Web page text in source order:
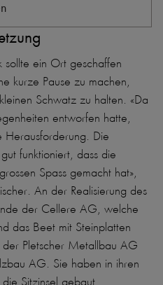
ein Ort geschaffen
kurze Pause zu machen,
Schwatz zu halten. «Da
entworfen hatte,
Herausforderung. Die
funktioniert, dass die
Spass gemacht hat»,
An der Realisierung des
der Cellere AG, welche
das Beet mit Steinplatten
Pletscher Metallbau AG
AG. Sie haben in ihren
Sitzinsel gebaut.